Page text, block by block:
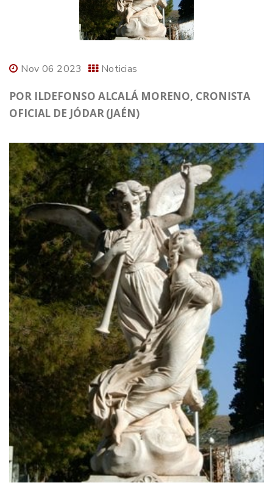
Nov 06 2023 Noticias
POR ILDEFONSO ALCALÁ MORENO, CRONISTA
OFICIAL DE JÓDAR (JAÉN)